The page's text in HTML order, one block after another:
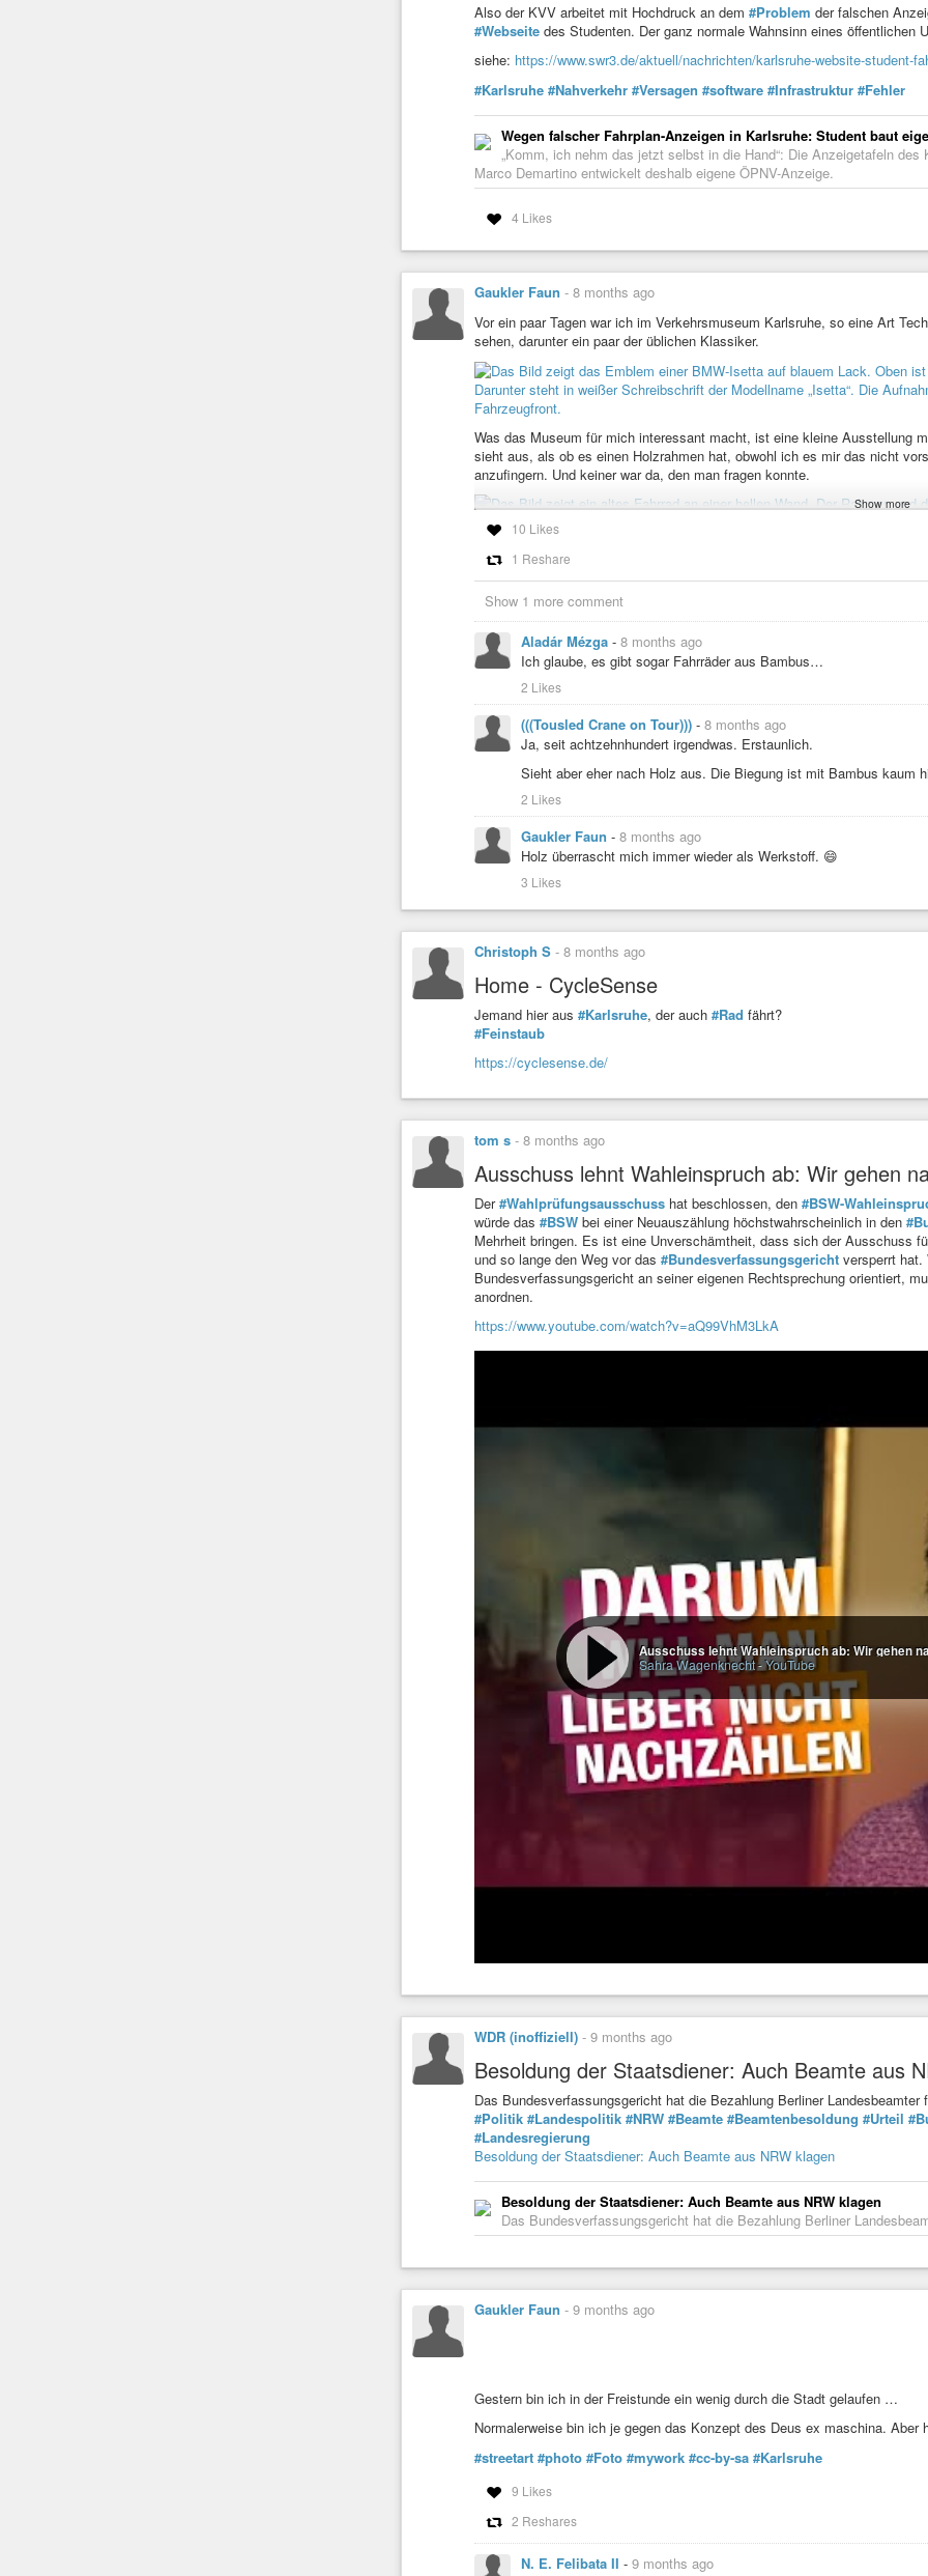
Also der KVV arbeitet mit Hochdruck an dem #Problem der falschen
#Webseite des Studenten. Der ganz normale Wahnsinn eines öffentlichen
siehe: https://www.swr3.de/aktuell/nachrichten/karlsruhe-website-student-
#Karlsruhe #Nahverkehr #Versagen #software #Infrastruktur #Fehler
Wegen falscher Fahrplan-Anzeigen in Karlsruhe: Student baut
„Komm, ich nehm das jetzt selbst in die Hand“: Die Anzeigetafeln
Marco Demartino entwickelt deshalb eigene ÖPNV-Anzeige.
4 Likes
Gaukler Faun - 8 months ago
Vor ein paar Tagen war ich im Verkehrsmuseum Karlsruhe, so eine Art
sehen, darunter ein paar der üblichen Klassiker.
Was das Museum für mich interessant macht, ist eine kleine Ausstellung
sieht aus, als ob es einen Holzrahmen hat, obwohl ich es mir das nicht
anzufingern. Und keiner war da, den man fragen konnte.
Ein weiteres Highlight ist der Prototyp von General Grievous Einrad.
Und im oberen Stockwerk die Modelleisenbahnausstellung. Nicht nur die
der übrige Straßenverkehr, inklusive Baustellen mit Ampeln. Das war
Modelleisenbahnlandschaften sehr, weil man immer neue Details entdeckt.
Zuletzt möchte ich noch einen Bereich in der Modelleisenbahnausstellung
während der Industrialisierung in Karlsruhe hergestellt wurde.
Der Besuch hat sich auf jeden Fall gelohnt. Wer bei Regenwetter in
hat, kann ja mal reinschauen. Auf der Homepage gibt es alle weiteren Infos:
#foto #fotografie
Show more
10 Likes
1 Reshare
Show 1 more comment
Aladár Mézga - 8 months ago
Ich glaube, es gibt sogar Fahrräder aus Bambus…
2 Likes
(((Tousled Crane on Tour))) - 8 months ago
Ja, seit achtzehnhundert irgendwas. Erstaunlich.
Sieht aber eher nach Holz aus. Die Biegung ist mit Bambus kaum
2 Likes
Gaukler Faun - 8 months ago
Holz überrascht mich immer wieder als Werkstoff. 😄
3 Likes
Christoph S - 8 months ago
Home - CycleSense
Jemand hier aus #Karlsruhe, der auch #Rad fährt?
#Feinstaub
https://cyclesense.de/
tom s - 8 months ago
Ausschuss lehnt Wahleinspruch ab: Wir gehen
Der#Wahlprüfungsausschuss hat beschlossen, den #BSW-
würde das #BSW bei einer Neuauszählung höchstwahrscheinlich in den
Mehrheit bringen. Es ist eine Unverschämtheit, dass sich der Ausschuss
und so lange den Weg vor das #Bundesverfassungsgericht versperrt hat.
Bundesverfassungsgericht an seiner eigenen Rechtsprechung orientiert,
anordnen.
https://www.youtube.com/watch?v=aQ99VhM3LkA
Ausschuss lehnt Wahleinspruch ab: Wir gehen
Sahra Wagenknecht-YouTube
WDR (inoffiziell) - 9 months ago
Besoldung der Staatsdiener: Auch Beamte aus
Das Bundesverfassungsgericht hat die Bezahlung Berliner
#Politik #Landespolitik #NRW #Beamte #Beamtenbesoldung #Urteil
#Landesregierung
Besoldung der Staatsdiener: Auch Beamte aus NRW klagen
Besoldung der Staatsdiener: Auch Beamte aus NRW klagen
Das Bundesverfassungsgericht hat die Bezahlung Berliner
Gaukler Faun - 9 months ago
Gestern bin ich in der Freistunde ein wenig durch die Stadt gelaufen …
Normalerweise bin ich je gegen das Konzept des Deus ex maschina. Aber
#streetart #photo #Foto #mywork #cc-by-sa #Karlsruhe
9 Likes
2 Reshares
N. E. Felibata II - 9 months ago